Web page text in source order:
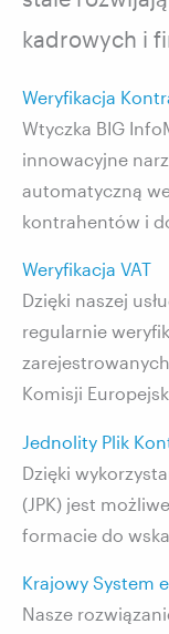
kadrowych i
Weryfikacja
Wtyczka BIG
innowacyjne
automatyczną
kontrahentów i
Weryfikacja VAT
Dzięki naszej
regularnie
Komisji
Jednolity Plik
Dzięki
(JPK) jest
formacie do
Krajowy System
Nasze